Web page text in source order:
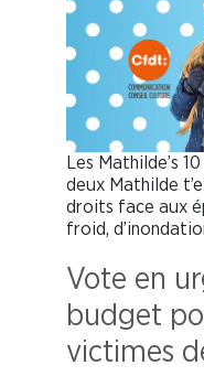
Les Mathilde’s
deux Mathilde
droits face aux
froid,
Vote en
budget
victimes